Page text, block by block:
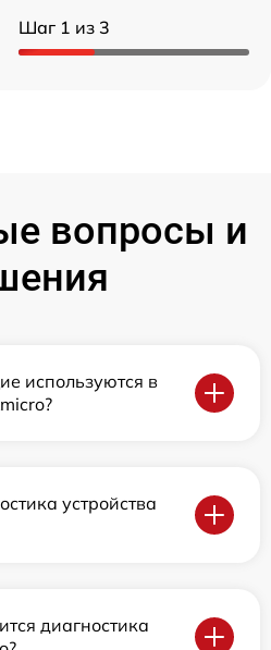
Шаг 1 из 3
вопросы и
используются в
устройства
диагностика